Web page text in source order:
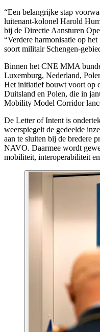
“Een belangrijke stap
luitenant-kolonel Harold
bij de Directie Aansturen
“Verdere harmonisatie op
soort militair Schengen-
Binnen het CNE MMA
Luxemburg, Nederland,
Het initiatief bouwt voort op
Duitsland en Polen, die in
Mobility Model Corridor
De Letter of Intent is
weerspiegelt de gedeelde
aan te sluiten bij de bredere
NAVO. Daarmee wordt
mobiliteit, interoperabiliteit